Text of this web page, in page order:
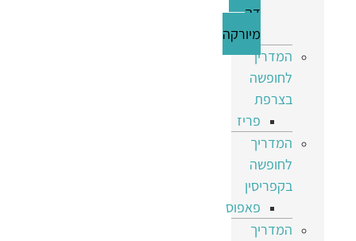
דה
מיורקה
המדריך
לחופשה
בצרפת
פריז
המדריך
לחופשה
בקפריסין
פאפוס
המדריך